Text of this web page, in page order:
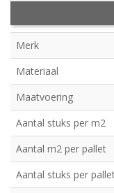
Merk
Materiaal
Maatvoering
Aantal stuks per m2
Aantal m2 per pallet
Aantal stuks per